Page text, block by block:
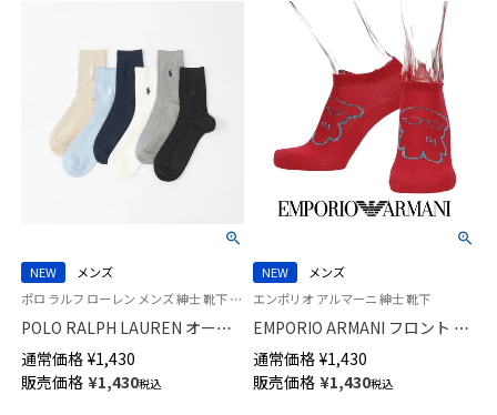
NEW
メンズ
ポロ ラルフ ローレン メンズ 紳士 靴下 カジュアル 26SS
POLO RALPH LAUREN オーガ
ニックコットン混 リンクススト
ライプ 20cm ミドル丈 ソックス
【25-27cm】【27-29cm】
通常価格 ¥1,430
販売価格 ¥1,430税込
NEW
メンズ
エンポリオ アルマーニ 紳士 靴下
EMPORIO ARMANI フロント マ
ンガベア スニーカー丈 カジュ
アル ソックス メンズ 02322401
通常価格 ¥1,430
販売価格 ¥1,430税込